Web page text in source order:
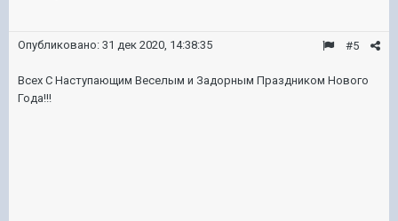
#5
Опубликовано: 31 дек 2020, 14:38:35
Всех С Наступающим Веселым и Задорным Праздником Нового
Года!!!